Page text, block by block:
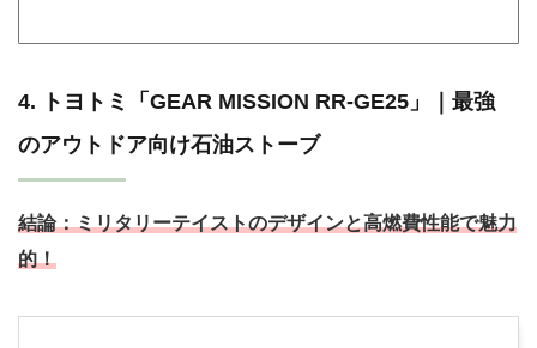
4. トヨトミ「GEAR MISSION RR-GE25」｜最強
のアウトドア向け石油ストーブ
結論：ミリタリーテイストのデザインと高燃費性能で魅力
的！